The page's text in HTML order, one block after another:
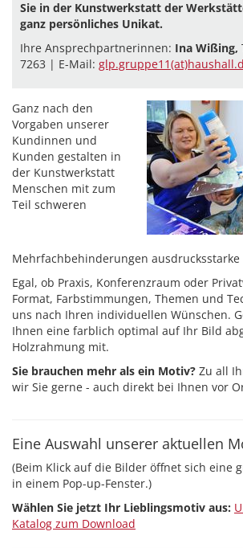
Sie in der Kunstwerkstatt der
ganz persönliches Unikat.
Ihre Ansprechpartnerinnen: Ina Wißing,
7263 | E-Mail:
Ganz nach den
Vorgaben unserer
Kundinnen und
Kunden gestalten in
der Kunstwerkstatt
Menschen mit zum
Teil schweren
Mehrfachbehinderungen ausdrucksstarke
Egal, ob Praxis, Konferenzraum oder
Format, Farbstimmungen, Themen und
uns nach Ihren individuellen Wünschen.
Ihnen eine farblich optimal auf Ihr Bild
Holzrahmung mit.
Sie brauchen mehr als ein Motiv? Zu all
wir Sie gerne - auch direkt bei Ihnen vor
Eine Auswahl unserer aktuellen
(Beim Klick auf die Bilder öffnet sich eine
in einem Pop-up-Fenster.)
Wählen Sie jetzt Ihr Lieblingsmotiv aus:
Katalog zum Download